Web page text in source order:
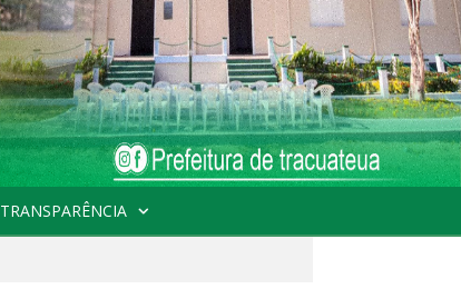
TRANSPARÊNCIA